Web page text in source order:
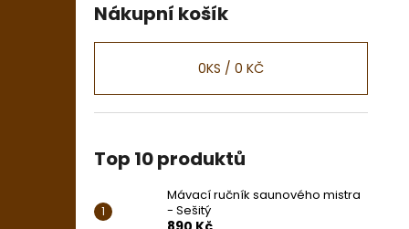
Nákupní košík
0KS / 0 KČ
Top 10 produktů
Mávací ručník saunového mistra
- Sešitý